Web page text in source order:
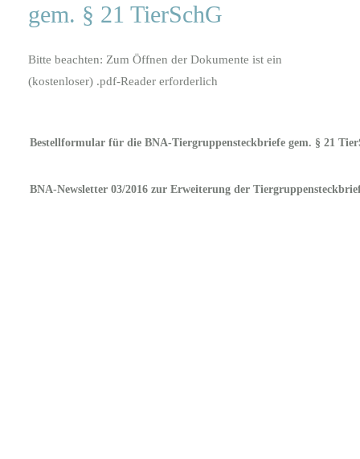
gem. § 21 TierSchG
Bitte beachten: Zum Öffnen der Dokumente ist ein
(kostenloser) .pdf-Reader erforderlich
Bestellformular für die BNA-Tiergruppensteckbriefe gem. § 21
BNA-Newsletter 03/2016 zur Erweiterung der